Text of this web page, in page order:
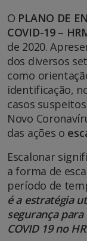
O PLANO DE
COVID-19 –
de 2020.
dos diversos
como
identificação,
casos
Novo
das ações o
Escalonar
a forma de
período de
é a estratégia
segurança
COVID 19 no